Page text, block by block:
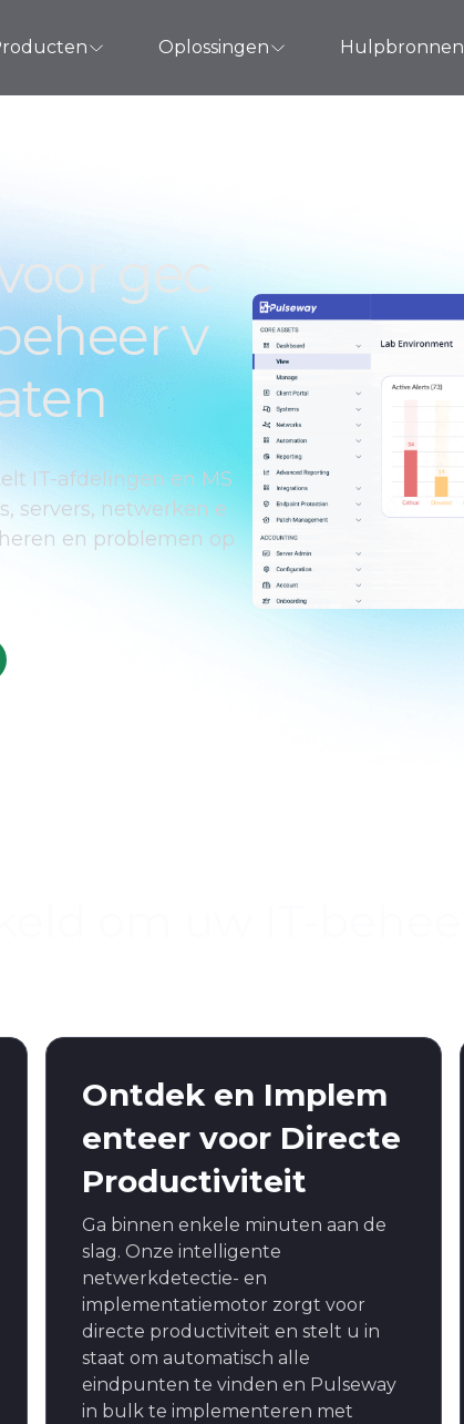
Oplossingen Hulpbronnen
gec
v
IT-afdelingen en MS
servers, netwerken e
en problemen op
Ontdek en Implem
enteer voor Directe
Productiviteit
Ga binnen enkele minuten aan de
slag. Onze intelligente
netwerkdetectie- en
implementatiemotor zorgt voor
directe productiviteit en stelt u in
staat om automatisch alle
eindpunten te vinden en Pulseway
in bulk te implementeren met